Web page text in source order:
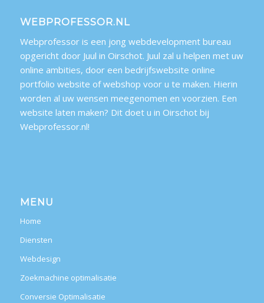
WEBPROFESSOR.NL
Webprofessor is een jong webdevelopment bureau
opgericht door Juul in Oirschot. Juul zal u helpen met uw
online ambities, door een bedrijfswebsite online
portfolio website of webshop voor u te maken. Hierin
worden al uw wensen meegenomen en voorzien. Een
website laten maken? Dit doet u in Oirschot bij
Webprofessor.nl!
MENU
Home
Diensten
Webdesign
Zoekmachine optimalisatie
Conversie Optimalisatie